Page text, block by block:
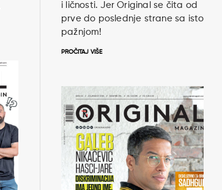
i ličnosti. Jer Original se čita od
prve do poslednje strane sa istom
pažnjom!
PROČITAJ VIŠE